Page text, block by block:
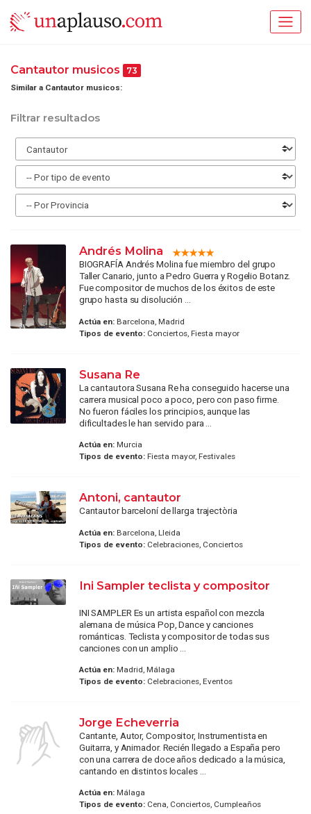
Cantautor musicos 73
Similar a Cantautor musicos:
Filtrar resultados
Andrés Molina
BIOGRAFÍA Andrés Molina fue miembro del grupo
Taller Canario, junto a Pedro Guerra y Rogelio Botanz.
Fue compositor de muchos de los éxitos de este
grupo hasta su disolución ...
Actúa en:Barcelona, Madrid
Tipos de evento:Conciertos, Fiesta mayor
Susana Re
La cantautora Susana Re ha conseguido hacerse una
carrera musical poco a poco, pero con paso firme.
No fueron fáciles los principios, aunque las
dificultades le han servido para ...
Actúa en:Murcia
Tipos de evento:Fiesta mayor, Festivales
Antoni, cantautor
Cantautor barceloní de llarga trajectòria
Actúa en:Barcelona, Lleida
Tipos de evento:Celebraciones, Conciertos
Ini Sampler teclista y compositor
INI SAMPLER Es un artista español con mezcla
alemana de música Pop, Dance y canciones
románticas. Teclista y compositor de todas sus
canciones con un amplio ...
Actúa en:Madrid, Málaga
Tipos de evento:Celebraciones, Eventos
Jorge Echeverria
Cantante, Autor, Compositor, Instrumentista en
Guitarra, y Animador. Recién llegado a España pero
con una carrera de doce años dedicado a la música,
cantando en distintos locales ...
Actúa en:Málaga
Tipos de evento:Cena, Conciertos, Cumpleaños